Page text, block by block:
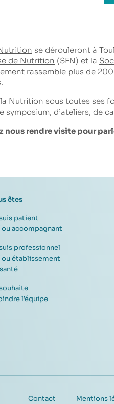
se dérouleront à
de Nutrition (SFN) et la
rassemble plus de
la Nutrition sous toutes ses
symposium, d’ateliers, de
nous rendre visite pour
êtes
patient
ou accompagnant
professionnel
ou établissement
l’équipe
Contact Mentions